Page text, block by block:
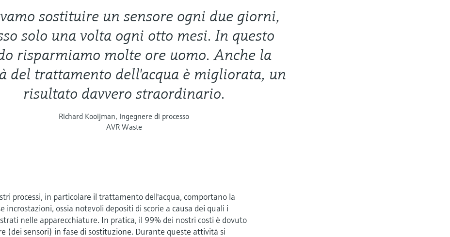
sostituire un sensore ogni due giorni,
solo una volta ogni otto mesi. In questo
risparmiamo molte ore uomo. Anche la
del trattamento dell'acqua è migliorata, un
risultato davvero straordinario.
Richard Kooijman, Ingegnere di processo
AVR Waste
processi, in particolare il trattamento dell'acqua, comportano la
incrostazioni, ossia notevoli depositi di scorie a causa dei quali i
nelle apparecchiature. In pratica, il 99% dei nostri costi è dovuto
(dei sensori) in fase di sostituzione. Durante queste attività si